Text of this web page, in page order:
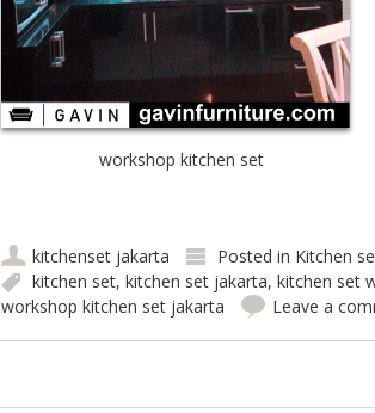
workshop kitchen set
kitchenset jakarta Posted in Kitchen
kitchen set, kitchen set jakarta, kitchen set
workshop kitchen set jakarta
Leave a